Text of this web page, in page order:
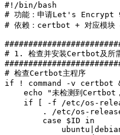
#!/bin/bash
# 功能：申请Let's Encrypt 90
# 依赖：certbot + 对应模块（
# 1. 检查并安装Certbot及所
# 检查Certbot主程序
if ! command -v certbot
echo "未检测到Certbot
if [ -f /etc/os-
. /etc/os-
        case $ID in